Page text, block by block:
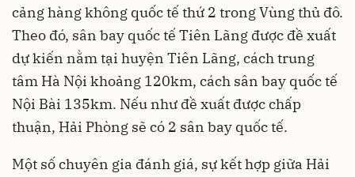
cảng hàng không quốc tế thứ 2 trong Vùng thủ đô.
Theo đó, sân bay quốc tế Tiên Lãng được đề xuất
dự kiến nằm tại huyện Tiên Lãng, cách trung
tâm Hà Nội khoảng 120km, cách sân bay quốc tế
Nội Bài 135km. Nếu như đề xuất được chấp
thuận, Hải Phòng sẽ có 2 sân bay quốc tế.
Một số chuyên gia đánh giá, sự kết hợp giữa Hải